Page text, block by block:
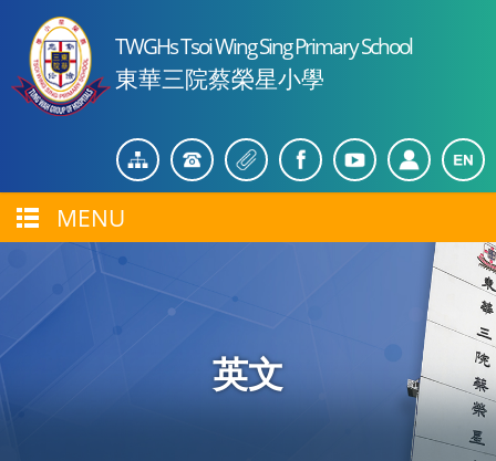
TWGHs Tsoi Wing Sing Primary School
東華三院蔡榮星小學
MENU
英文